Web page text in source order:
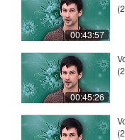
00:43:57
00:45:26